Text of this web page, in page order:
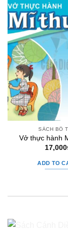
SÁCH BỔ
Vở thực hành
17,000
ADD TO